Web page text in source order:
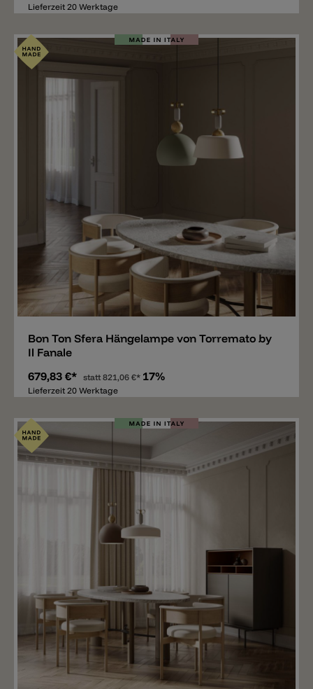
Lieferzeit 20 Werktage
Bon Ton Sfera Hängelampe von Torremato by
Il Fanale
679,83 €* statt821,06 €* 17%
Lieferzeit 20 Werktage